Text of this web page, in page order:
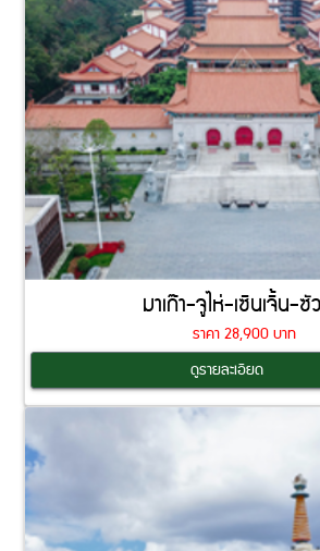
มาเก๊า-จูไห่-เซินเจิ้น-ซั
ราคา 28,900 บาท
Coming Soon
ดูรายละเอียด